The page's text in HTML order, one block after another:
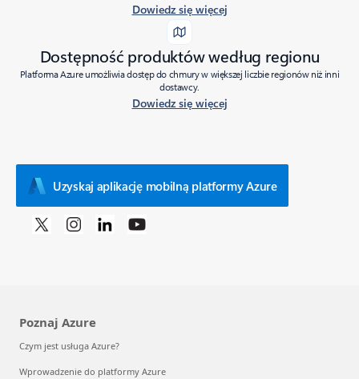
Dowiedz się więcej
Dostępność produktów według regionu
Platforma Azure umożliwia dostęp do chmury w większej liczbie regionów niż inni
dostawcy.
Dowiedz się więcej
Uzyskaj aplikację mobilną platformy Azure
Poznaj Azure
Czym jest usługa Azure?
Wprowadzenie do platformy Azure